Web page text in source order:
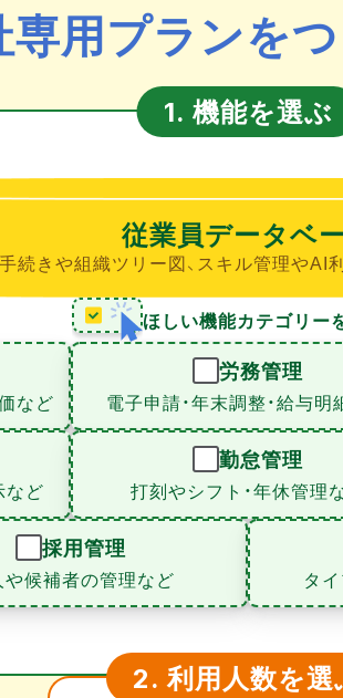
専用プランを
1. 機能を選ぶ
従業員データベ
続きや組織ツリー図、スキル管理やAI
ほしい機能カテゴリー
など
労務管理
電子申請・年末調整・給与明
など
勤怠管理
打刻やシフト・年休管理
採用管理
候補者の管理など タ
2. 利用人数を選